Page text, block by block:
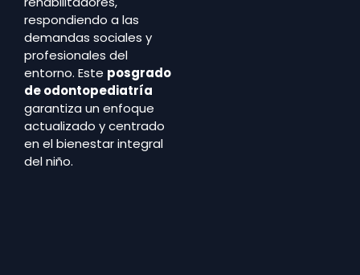
respondiendo a las
demandas sociales y
profesionales del
entorno. Este posgrado
de odontopediatría
garantiza un enfoque
actualizado y centrado
en el bienestar integral
del niño.